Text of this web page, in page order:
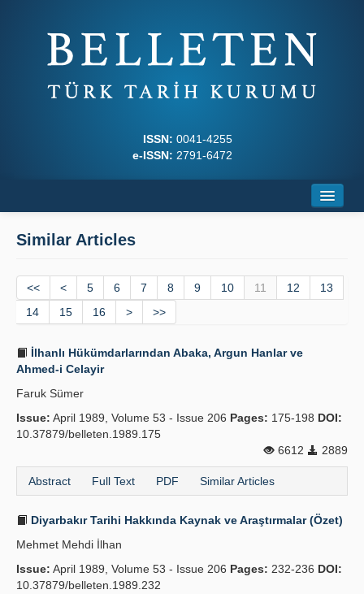
ISSN: 0041-4255
e-ISSN: 2791-6472
Journal Boards
Writing Rules
Principles
Guidelines
Similar Articles
<< < 5 6 7 8 9 10 11 12
13
14
15 16 > >>
İlhanlı Hükümdarlarından Abaka, Argun Hanlar ve
Ahmed-i Celayir
Faruk Sümer
Issue: April 1989, Volume 53 - Issue 206 Pages: 175-198 DOI:
10.37879/belleten.1989.175
6612
2889
Abstract Full Text PDF Similar Articles
Diyarbakır Tarihi Hakkında Kaynak ve Araştırmalar (Özet)
Mehmet Mehdi İlhan
Issue: April 1989, Volume 53 - Issue 206 Pages: 232-236 DOI:
10.37879/belleten.1989.232